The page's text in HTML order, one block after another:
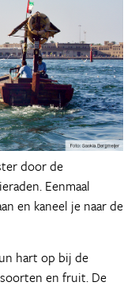
door de
Eenmaal
en kaneel je naar de
hart op bij de
en fruit. De